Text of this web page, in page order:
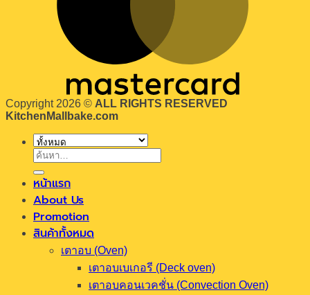
Copyright 2026 © ALL RIGHTS RESERVED
KitchenMallbake.com
ค้นหา:
หน้าแรก
About Us
Promotion
สินค้าทั้งหมด
เตาอบ (Oven)
เตาอบเบเกอรี (Deck oven)
เตาอบคอนเวคชั่น (Convection Oven)